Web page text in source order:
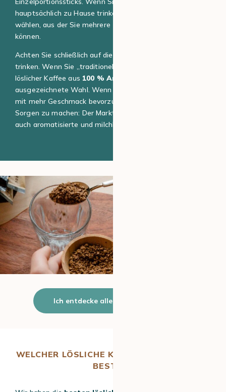
hauptsächlich zu Hause trinken, sollten Sie eine Dose
wählen, aus der Sie mehrere Tassen Kaffee zubereiten
können.
Achten Sie schließlich auf die Art des Kaffees, den Sie
trinken. Wenn Sie „traditionellen“ Kaffee mögen, ist
löslicher Kaffee aus 100 % Arabica-Bohnen
ausgezeichnete Wahl. Wenn Sie jedoch Kaffeegetränke
mit mehr Geschmack bevorzugen, brauchen Sie sich keine
Sorgen zu machen: Der Markt für löslichen Kaffee umfasst
auch aromatisierte und milchhaltige Varianten.
Ich entdecke alle löslichen Kaffees
WELCHER LÖSLICHE KAFFEE SCHMECKT AM
BESTEN?